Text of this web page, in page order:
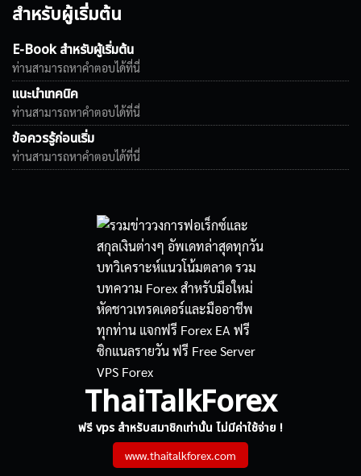
สำหรับผู้เริ่มต้น
E-Book สำหรับผู้เริ่มต้น
ท่านสามารถหาคำตอบได้ที่นี่
แนะนำเทคนิค
ท่านสามารถหาคำตอบได้ที่นี่
ข้อควรรู้ก่อนเริ่ม
ท่านสามารถหาคำตอบได้ที่นี่
ThaiTalkForex
ฟรี vps สำหรับสมาชิกเท่านั้น ไม่มีค่าใช้จ่าย !
www.thaitalkforex.com